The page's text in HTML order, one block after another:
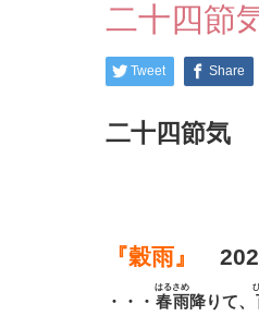
二十四
Tweet Share
二十四節気
『穀雨』
・・・ 春雨
はるさめ
降りて、